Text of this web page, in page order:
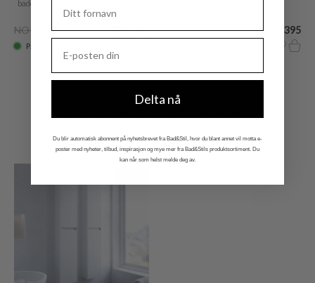
baderomsmøbler, Universal m/Ø32
mm. fleksibelt rør
NOK 820 NOK 615
På lager
NOK 820 NOK 395
YTTERLIGERE
INSPIRASJON
Delta nå
Du blir automatisk abonnent på nyhetsbrevet fra Bad&Stil, hvor du blant annet vil motta e-
poster med nyheter, tilbud, inspirasjon og mye mer fra Bad&Stils produktsortiment. Du
kan når som helst melde deg av.